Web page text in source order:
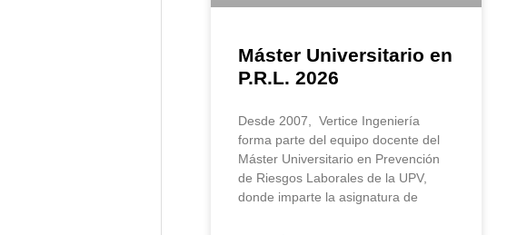
Máster Universitario en
P.R.L. 2026
Desde 2007, Vertice Ingeniería
forma parte del equipo docente del
Máster Universitario en Prevención
de Riesgos Laborales de la UPV,
donde imparte la asignatura de